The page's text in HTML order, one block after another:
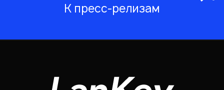
К пресс-релизам